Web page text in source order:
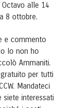
alle 14
8 ottobre.
e commento
Io non ho
Ammaniti.
gratuito per tutti
Mandateci
siete interessati